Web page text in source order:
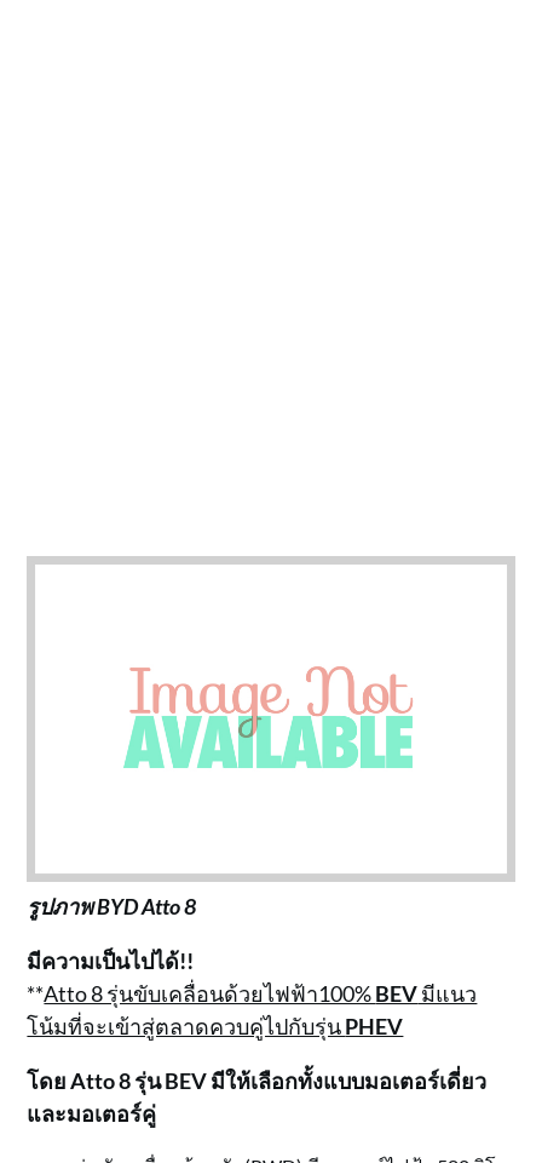
รูปภาพ BYD Atto 8
มีความเป็นไปได้!!
**Atto 8 รุ่นขับเคลื่อนด้วยไฟฟ้า100%BEVมีแนว
โน้มที่จะเข้าสู่ตลาดควบคู่ไปกับรุ่นPHEV
โดย Atto 8 รุ่น BEV มีให้เลือกทั้งแบบมอเตอร์เดี่ยว
และมอเตอร์คู่